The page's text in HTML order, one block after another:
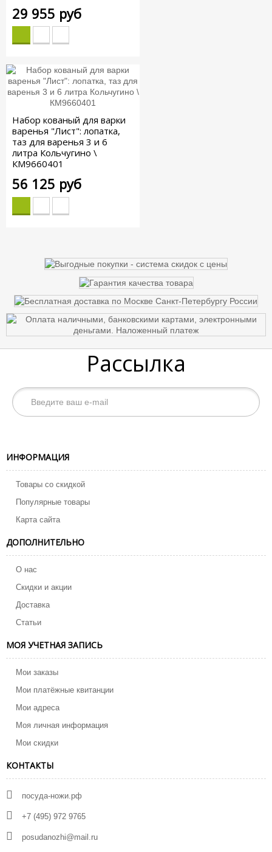
29 955 руб
Набор кованый для варки
варенья "Лист": лопатка,
таз для варенья 3 и 6
литра Кольчугино \
КМ9660401
56 125 руб
Рассылка
ИНФОРМАЦИЯ
Товары со скидкой
Популярные товары
Карта сайта
ДОПОЛНИТЕЛЬНО
О нас
Скидки и акции
Доставка
Статьи
МОЯ УЧЕТНАЯ ЗАПИСЬ
Мои заказы
Мои платёжные квитанции
Мои адреса
Моя личная информация
Мои скидки
КОНТАКТЫ
посуда-ножи.рф
+7 (495) 972 9765
posudanozhi@mail.ru